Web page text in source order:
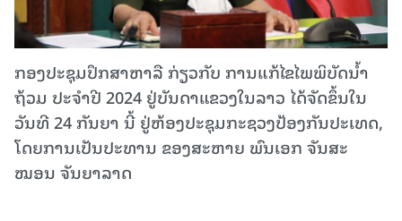
ກອງປະຊຸມປຶກສາຫາລື ກ່ຽວກັບ ການແກ້ໄຂໄພພິບັດນໍ້າ
ຖ້ວມ ປະຈຳປີ 2024 ຢູ່ບັນດາແຂວງໃນລາວ ໄດ້ຈັດຂຶ້ນໃນ
ວັນທີ 24 ກັນຍາ ນີ້ ຢູ່ຫ້ອງປະຊຸມກະຊວງປ້ອງກັນປະເທດ,
ໂດຍການເປັນປະທານ ຂອງສະຫາຍ ພົນເອກ ຈັນສະ
ໝອນ ຈັນຍາລາດ